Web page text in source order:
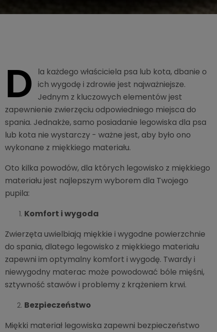
D
la każdego właściciela psa lub kota, dbanie o
ich wygodę i zdrowie jest najważniejsze.
Jednym z kluczowych elementów jest
zapewnienie zwierzęciu odpowiedniego miejsca do
spania. Jednakże, samo posiadanie legowiska dla psa
lub kota nie wystarczy - ważne jest, aby było ono
wykonane z miękkiego materiału.
Oto kilka powodów, dla których legowisko z miękkiego
materiału jest najlepszym wyborem dla Twojego
pupila:
Komfort i wygoda
Zwierzęta uwielbiają miękkie i wygodne powierzchnie
do spania, dlatego legowisko z miękkiego materiału
zapewni im optymalny komfort i wygodę. Twardy i
niewygodny materac może powodować bóle mięśni,
sztywność stawów i problemy z krążeniem krwi.
Bezpieczeństwo
Miękki materiał legowiska zapewni bezpieczeństwo